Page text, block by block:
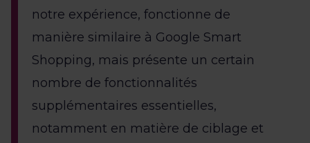
notre expérience, fonctionne de
manière similaire à Google Smart
Shopping, mais présente un certain
nombre de fonctionnalités
supplémentaires essentielles,
notamment en matière de ciblage et